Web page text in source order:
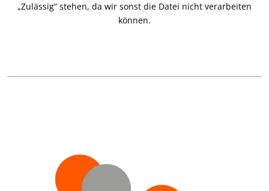
„Zulässig“ stehen, da wir sonst die Datei nicht verarbeiten
können.